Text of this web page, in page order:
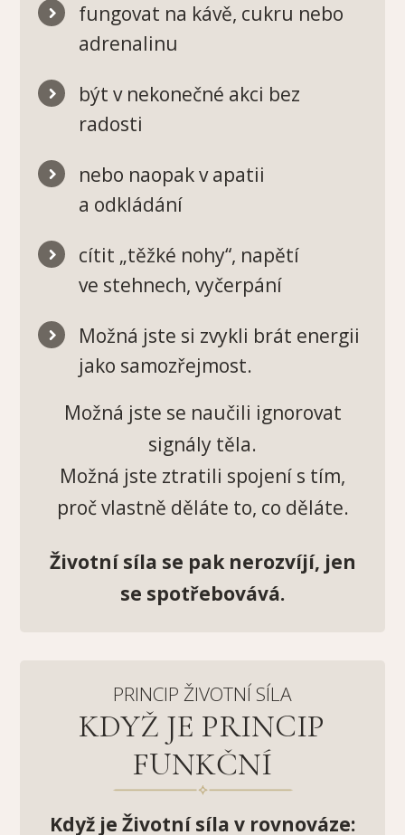
fungovat na kávě, cukru nebo
adrenalinu
být v nekonečné akci bez
radosti
nebo naopak v apatii
a odkládání
cítit „těžké nohy“, napětí
ve stehnech, vyčerpání
Možná jste si zvykli brát energii
jako samozřejmost.
Možná jste se naučili ignorovat
signály těla.
Možná jste ztratili spojení s tím,
proč vlastně děláte to, co děláte.
Životní síla se pak nerozvíjí, jen
se spotřebovává.
PRINCIP ŽIVOTNÍ SÍLA
KDYŽ JE PRINCIP
FUNKČNÍ
Když je Životní síla v rovnováze: